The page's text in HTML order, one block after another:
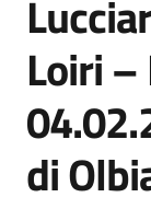
Loiri
di